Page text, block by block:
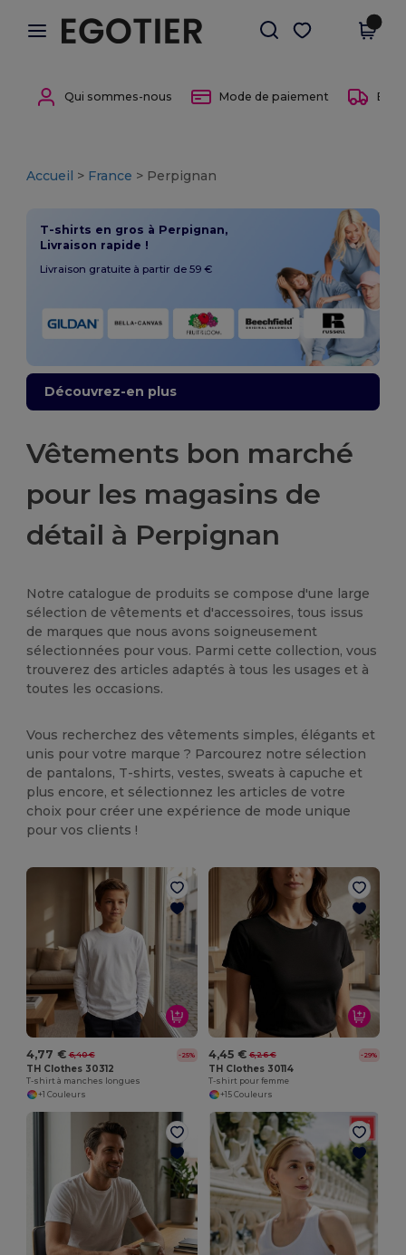
× Appli Egotier
Meilleurs prix sur l’app !
Obtenir l'appli
Qui sommes-nous Mode de paiement
Accueil > France > Perpignan
T-shirts en gros à Perpignan,
Livraison rapide !
Livraison gratuite à partir de 59 €
Découvrez-en plus
Vêtements bon marché
pour les magasins de
détail à Perpignan
Notre catalogue de produits se compose d'une large
sélection de vêtements et d'accessoires, tous issus
de marques que nous avons soigneusement
sélectionnées pour vous. Parmi cette collection, vous
trouverez des articles adaptés à tous les usages et à
toutes les occasions.
Vous recherchez des vêtements simples, élégants et
unis pour votre marque ? Parcourez notre sélection
de pantalons, T-shirts, vestes, sweats à capuche et
plus encore, et sélectionnez les articles de votre
choix pour créer une expérience de mode unique
pour vos clients !
4,77 € 6,40 € -25%
TH Clothes 30312
T-shirt à manches longues
+1 Couleurs
4,45 € 6,26 € -29%
TH Clothes 30114
T-shirt pour femme
+15 Couleurs